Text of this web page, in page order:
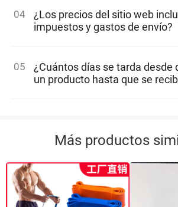
04
¿Los precios del sitio web
impuestos y gastos de envío?
05
¿Cuántos días se tarda desde
un producto hasta que se
Más productos